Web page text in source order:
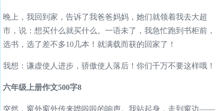
晚上，我回到家，告诉了我爸爸妈妈，她们就领着我去大超
市，说：想买什么就买什么。一语未了，我急忙跑到书柜前，
选书，选了差不多10几本！就满载而获的回家了！
我想：谦虚使人进步，骄傲使人落后！你们千万不要这样哦！
六年级上册作文500字8
突然，窗外窗外传来哗啦啦的响声。我站起身，走到窗边——